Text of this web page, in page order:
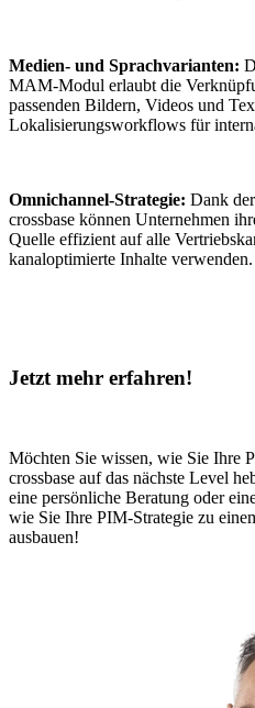
Medien- und Sprachvarianten:
MAM-Modul erlaubt die
passenden Bildern, Videos und
Lokalisierungsworkflows für
Omnichannel-Strategie: Dank
crossbase können Unternehmen
Quelle effizient auf alle
kanaloptimierte Inhalte verwenden.
Jetzt mehr erfahren!
Möchten Sie wissen, wie Sie Ihre
crossbase auf das nächste Level
eine persönliche Beratung oder
wie Sie Ihre PIM-Strategie zu
ausbauen!